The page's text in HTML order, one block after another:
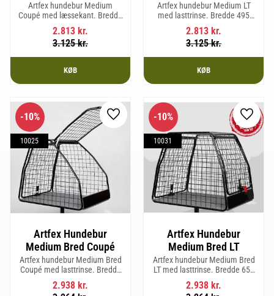
Artfex hundebur Medium
Coupé med læssekant. Bredde
495 mm, højde 675 mm, dybde
830 mm og vægt 15,8 kg.
2.813 kr.
3.125kr.
KØB
Artfex hundebur Medium LT
med lasttrinse. Bredde 495
mm, Højde 675 mm, Dybde 830
mm og vægt 17 kg.
2.813 kr.
3.125kr.
KØB
Artfex Hundebur
Medium Bred Coupé
Artfex hundebur Medium Bred
Coupé med lasttrinse. Bredde
653 mm, Højde 675 mm, Dybde
830 mm og vægt 19,4 kg.
2.938 kr.
10%
10025
Gem som favorit
Artfex Hundebur
Medium Bred LT
Artfex hundebur Medium Bred
LT med lasttrinse. Bredde 653
mm, Højde 675 mm, Dybde 830
mm og vægt 20,2 kg.
2.938 kr.
10%
10031
Gem